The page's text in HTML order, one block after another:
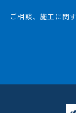
ご相談、施工に関